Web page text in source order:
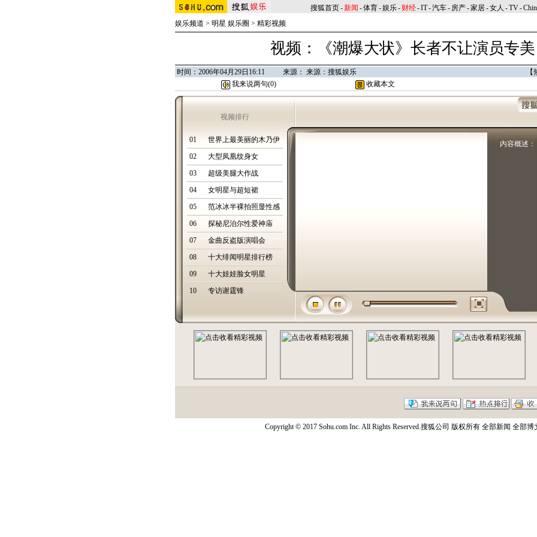
搜狐首页-新闻 -体育-娱乐- 财经-IT-汽车- 房产-家居-女人 -TV-
娱乐频道 > 明星 娱乐圈 > 精彩视频
视频：《潮爆大状》长者不让演员专美
时间：2006年04月29日16:11 来源： 来源：搜狐娱乐 【
我来说两句(0) 收藏本文
视频排行
01
世界上最美丽的木乃伊
02
大型凤凰纹身女
03
超级美腿大作战
04
女明星与超短裙
05
范冰冰半裸拍照显性感
06
探秘尼泊尔性爱神庙
07
金曲反盗版演唱会
08
十大绯闻明星排行榜
09
十大娃娃脸女明星
10
专访谢霆锋
内容概述：
Copyright © 2017 Sohu.com Inc. All Rights Reserved.搜狐公司 版权所有 全部新闻 全部博